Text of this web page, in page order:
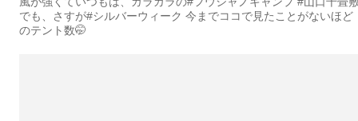
でも、さすが#シルバーウィーク 今までココで見たことがないほど
のテント数🤭